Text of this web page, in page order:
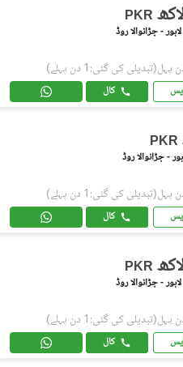
PKR
- جڑانوالا روڈ
(تبدیلی کی گئی:1 دن پہلے)
کال
PKR
- جڑانوالا روڈ
(تبدیلی کی گئی:1 دن پہلے)
کال
PKR
- جڑانوالا روڈ
(تبدیلی کی گئی:1 دن پہلے)
کال